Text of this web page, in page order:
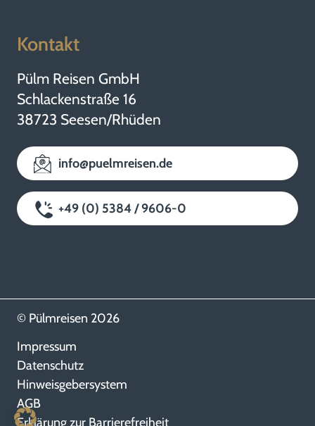
Kontakt
Pülm Reisen GmbH
Schlackenstraße 16
38723 Seesen/Rhüden
info@puelmreisen.de
+49 (0) 5384 / 9606-0
© Pülmreisen 2026
Impressum
Datenschutz
Hinweisgebersystem
AGB
Erklärung zur Barrierefreiheit